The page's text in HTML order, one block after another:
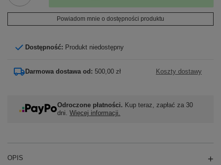
Powiadom mnie o dostępności produktu
Dostępność: Produkt niedostępny
Darmowa dostawa od: 500,00 zł Koszty dostawy
Odroczone płatności. Kup teraz, zapłać za 30
dni. Więcej informacji.
OPIS